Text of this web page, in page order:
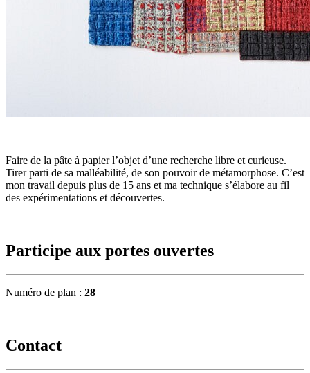
Faire de la pâte à papier l’objet d’une recherche libre et curieuse.
Tirer parti de sa malléabilité, de son pouvoir de métamorphose. C’est
mon travail depuis plus de 15 ans et ma technique s’élabore au fil
des expérimentations et découvertes.
Participe aux portes ouvertes
Numéro de plan : 28
Contact